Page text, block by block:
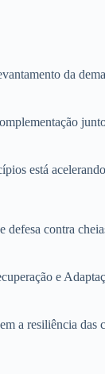
da
está
contra
e
a resiliência